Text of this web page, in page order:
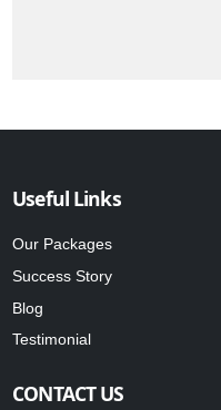
Useful Links
Our Packages
Success Story
Blog
Testimonial
CONTACT US